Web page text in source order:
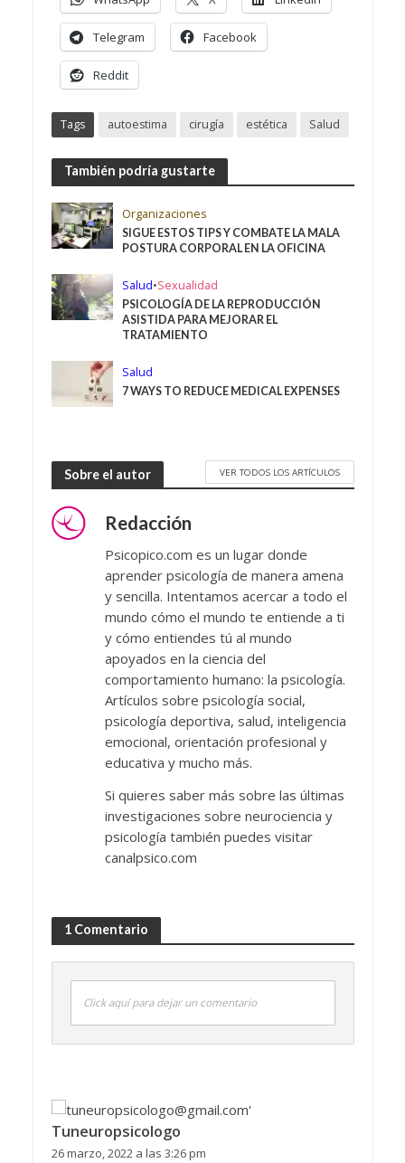
Telegram Facebook
Reddit
Tags autoestima cirugía estética Salud
También podría gustarte
Organizaciones
SIGUE ESTOS TIPS Y COMBATE LA MALA
POSTURA CORPORAL EN LA OFICINA
Salud•Sexualidad
PSICOLOGÍA DE LA REPRODUCCIÓN
ASISTIDA PARA MEJORAR EL
TRATAMIENTO
Salud
7 WAYS TO REDUCE MEDICAL EXPENSES
Sobre el autor VER TODOS LOS ARTÍCULOS
Redacción
Psicopico.com es un lugar donde
aprender psicología de manera amena
y sencilla. Intentamos acercar a todo el
mundo cómo el mundo te entiende a ti
y cómo entiendes tú al mundo
apoyados en la ciencia del
comportamiento humano: la psicología.
Artículos sobre psicología social,
psicología deportiva, salud, inteligencia
emocional, orientación profesional y
educativa y mucho más.
Si quieres saber más sobre las últimas
investigaciones sobre neurociencia y
psicología también puedes visitar
canalpsico.com
1 Comentario
Click aquí para dejar un comentario
Tuneuropsicologo
26 marzo, 2022 a las 3:26 pm